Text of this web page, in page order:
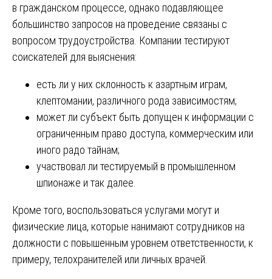
в гражданском процессе, однако подавляющее
большинство запросов на проведение связаны с
вопросом трудоустройства. Компании тестируют
соискателей для выяснения:
есть ли у них склонность к азартным играм,
клептомании, различного рода зависимостям;
может ли субъект быть допущен к информации с
ограниченным право доступа, коммерческим или
иного радо тайнам;
участвовал ли тестируемый в промышленном
шпионаже и так далее.
Кроме того, воспользоваться услугами могут и
физические лица, которые нанимают сотрудников на
должности с повышенным уровнем ответственности, к
примеру, телохранителей или личных врачей.